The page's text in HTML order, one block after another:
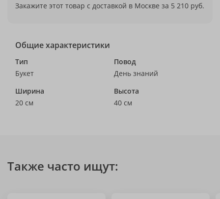
Закажите этот товар с доставкой в Москве за 5 210 руб.
Общие характеристики
Тип
Букет
Повод
День знаний
Ширина
20 см
Высота
40 см
Также часто ищут: